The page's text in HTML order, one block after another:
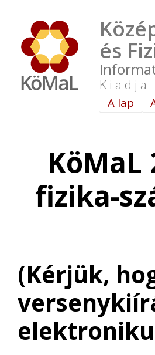
és
Kiadja
A lap
fizika-
(Kérjük,